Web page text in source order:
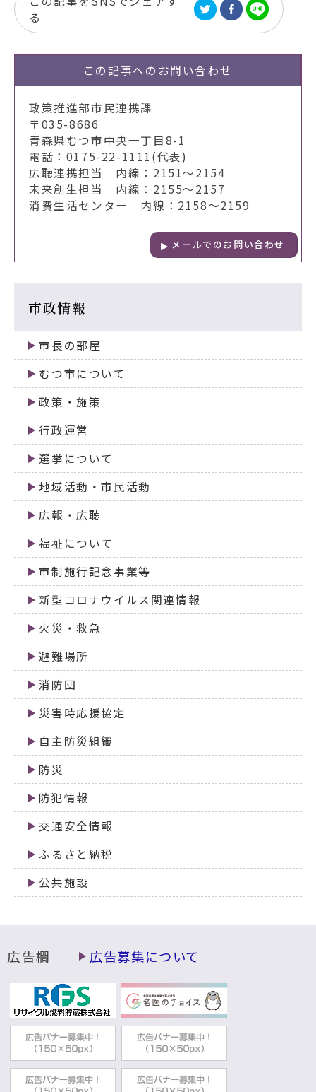
る
この記事への お問い合わせ
政策推進部市民連携課
〒035-8686
青森県むつ市中央一丁目8-1
電話：0175-22-1111(代表)
広聴連携担当 内線：2151～2154
未来創生担当 内線：2155～2157
消費生活センター 内線：2158～2159
メールでのお問い合わせ
市政情報
市長の部屋
むつ市について
政策・施策
行政運営
選挙について
地域活動・市民活動
広報・広聴
福祉について
市制施行記念事業等
新型コロナウイルス関連情報
火災・救急
避難場所
消防団
災害時応援協定
自主防災組織
防災
防犯情報
交通安全情報
ふるさと納税
公共施設
広告欄 広告募集について